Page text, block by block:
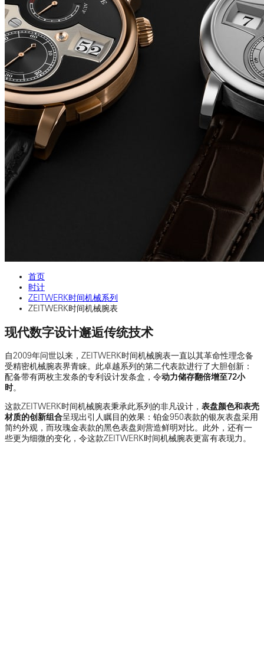
首页
时计
ZEITWERK时间机械系列
ZEITWERK时间机械腕表
现代数字设计邂逅传统技术
自2009年问世以来，ZEITWERK时间机械腕表一直以其革命性理念备
受精密机械腕表界青睐。此卓越系列的第二代表款进行了大胆创新：
配备带有两枚主发条的专利设计发条盒，令动力储存翻倍增至72小
时。
这款ZEITWERK时间机械腕表秉承此系列的非凡设计， 表盘颜色和表壳
材质的创新组合呈现出引人瞩目的效果：铂金950表款的银灰表盘采用
简约外观，而玫瑰金表款的黑色表盘则营造鲜明对比。此外，还有一
些更为细微的变化，令这款ZEITWERK时间机械腕表更富有表现力。